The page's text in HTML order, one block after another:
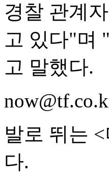
경찰 관계
고 있다"며
고 말했다.
발로 뛰는
다.